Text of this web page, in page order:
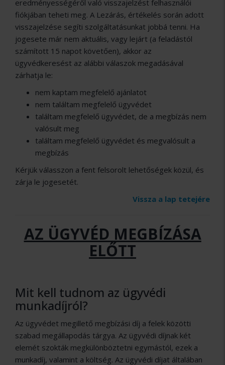
eredményességéről való visszajelzést felhasználói
fiókjában teheti meg. A Lezárás, értékelés során adott
visszajelzése segíti szolgáltatásunkat jobbá tenni. Ha
jogesete már nem aktuális, vagy lejárt (a feladástól
számított 15 napot követően), akkor az
ügyvédkeresést az alábbi válaszok megadásával
zárhatja le:
nem kaptam megfelelő ajánlatot
nem találtam megfelelő ügyvédet
találtam megfelelő ügyvédet, de a megbízás nem
valósult meg
találtam megfelelő ügyvédet és megvalósult a
megbízás
Kérjük válasszon a fent felsorolt lehetőségek közül, és
zárja le jogesetét.
Vissza a lap tetejére
AZ ÜGYVÉD MEGBÍZÁSA
ELŐTT
Mit kell tudnom az ügyvédi
munkadíjról?
Az ügyvédet megillető megbízási díj a felek közötti
szabad megállapodás tárgya. Az ügyvédi díjnak két
elemét szokták megkülönböztetni egymástól, ezek a
munkadíj, valamint a költség. Az ügyvédi díjat általában